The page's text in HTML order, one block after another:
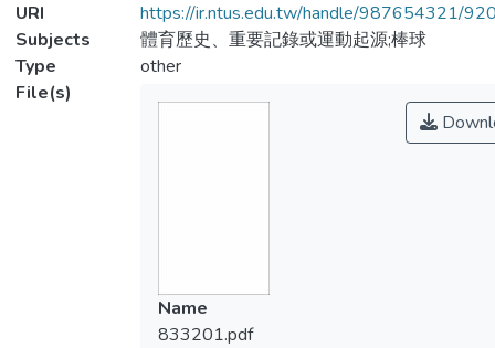
URI
https://ir.ntus.edu.tw/handle/987654321/
Subjects
體育歷史、重要記錄或運動起源;棒球
Type
other
File(s)
Name
833201.pdf